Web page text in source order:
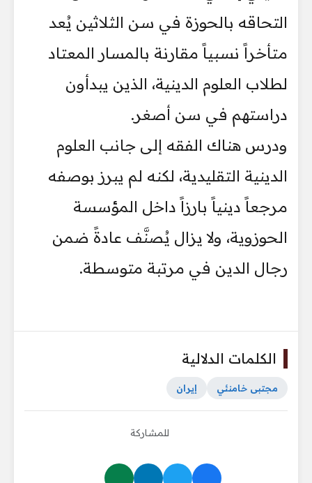
التحاقه بالحوزة في سن الثلاثين يُعد
متأخراً نسبياً مقارنة بالمسار المعتاد
لطلاب العلوم الدينية، الذين يبدأون
دراستهم في سن أصغر.
ودرس هناك الفقه إلى جانب العلوم
الدينية التقليدية، لكنه لم يبرز بوصفه
مرجعاً دينياً بارزاً داخل المؤسسة
الحوزوية، ولا يزال يُصنَّف عادةً ضمن
رجال الدين في مرتبة متوسطة.
الكلمات الدلالية
مجتبى خامنئي إيران
للمشاركة